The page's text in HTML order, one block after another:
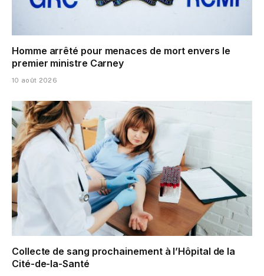
Homme arrêté pour menaces de mort envers le
premier ministre Carney
10 août 2026
Collecte de sang prochainement à l’Hôpital de la
Cité-de-la-Santé